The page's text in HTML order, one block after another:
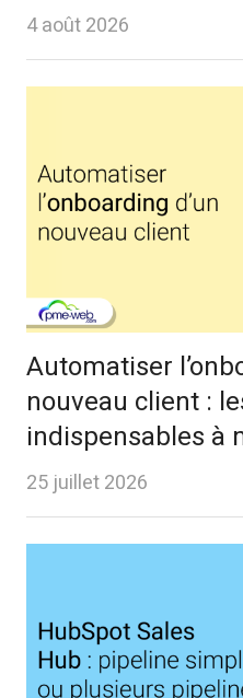
4 août 2026
Automatiser
nouveau client :
indispensables à
25 juillet 2026